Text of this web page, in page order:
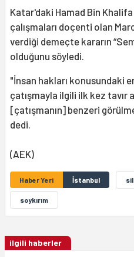
Katar'daki Hamad Bin
çalışmaları doçenti olan
verdiği demeçte kararın
olduğunu söyledi.
"İnsan hakları konusundaki
çatışmayla ilgili ilk kez tavır
[çatışmanın] benzeri
dedi.
(AEK)
Haber Yeri İstanbul
soykırım
ilgili haberler